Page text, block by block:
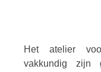
Het atelier
vakkundig zijn